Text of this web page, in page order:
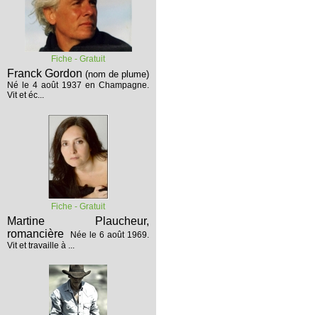
Fiche - Gratuit
Franck Gordon (nom de plume)
Né le 4 août 1937 en Champagne.
Vit et éc...
Fiche - Gratuit
Martine Plaucheur,
romancière
Née le 6 août 1969.
Vit et travaille à ...